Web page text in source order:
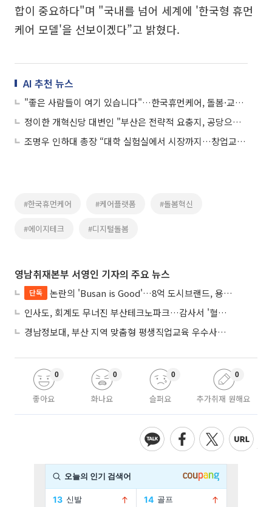
합이 중요하다"며 "국내를 넘어 세계에 '한국형 휴먼
케어 모델'을 선보이겠다”고 밝혔다.
AI 추천 뉴스
"좋은 사람들이 여기 있습니다"…한국휴먼케어, 돌봄·교육·IT 결합한 차세대 케어 모델 제시
정이한 개혁신당 대변인 "부산은 전략적 요충지, 공당으로서 시장·구청장 후보 직접 낼 것"
조명우 인하대 총장 “대학 실험실에서 시장까지…창업교육, 지역과 연계”
#한국휴먼케어 #케어플랫폼 #돌봄혁신
#에이지테크 #디지털돌봄
영남취재본부 서영인 기자의 주요 뉴스
단독
논란의 'Busan is Good'…8억 도시브랜드, 용산 대통령실 CI 업체가 수행
인사도, 회계도 무너진 부산테크노파크…감사서 '혈세 유용·인사 뒤집기' 적발
경남정보대, 부산 지역 맞춤형 평생직업교육 우수사례로 혁신 주도
좋아요
0
화나요
0
슬퍼요
0
추가취재 원해요
0